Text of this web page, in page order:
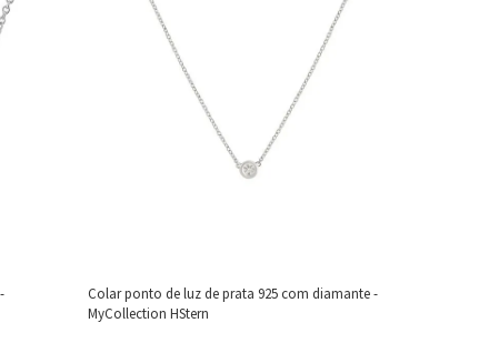
Colar ponto de luz de prata 925 com diamante -
MyCollection HStern